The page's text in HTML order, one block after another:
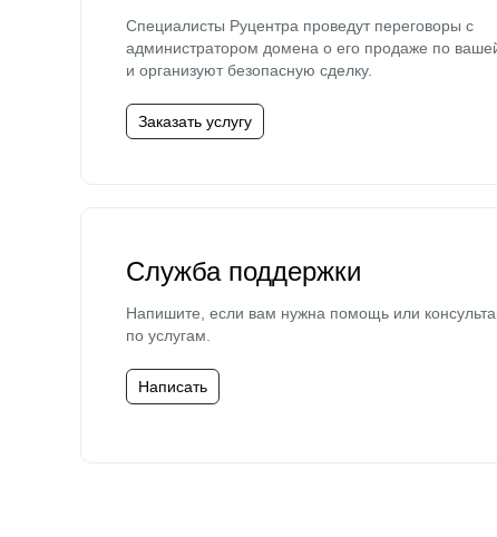
Специалисты Руцентра проведут переговоры с
администратором домена о его продаже по
и организуют безопасную сделку.
Заказать услугу
Служба поддержки
Напишите, если вам нужна помощь или
по услугам.
Написать